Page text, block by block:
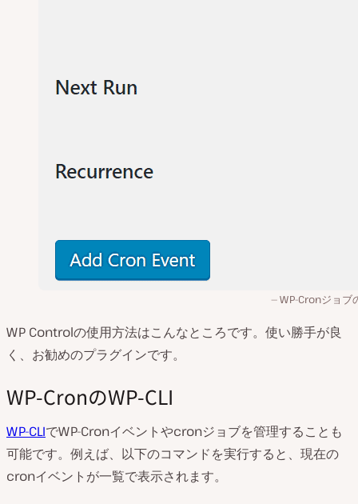
WP-Cronジョブ
WP Controlの使用方法はこんなところです。使い勝手が良
く、お勧めのプラグインです。
WP-CronのWP-CLI
WP-CLIでWP-Cronイベントやcronジョブを管理することも
可能です。例えば、以下のコマンドを実行すると、現在の
cronイベントが一覧で表示されます。